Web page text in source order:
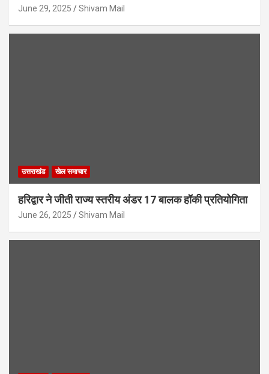
June 29, 2025 Shivam Mail
उत्तराखंड खेल समाचार
हरिद्वार ने जीती राज्य स्तरीय अंडर 17 बालक हॉकी प्रतियोगिता
June 26, 2025 Shivam Mail